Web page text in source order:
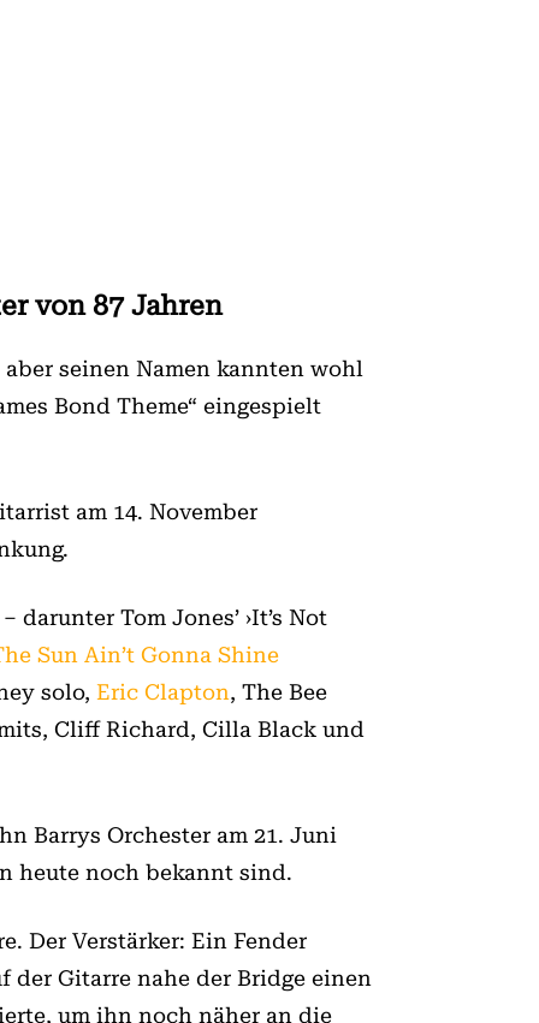
von 87 Jahren
seinen Namen kannten wohl
Bond Theme“ eingespielt
am 14. November
Tom Jones’ ›It’s Not
Sun Ain’t Gonna Shine
solo, Eric Clapton, The Bee
Cliff Richard, Cilla Black und
Barrys Orchester am 21. Juni
heute noch bekannt sind.
Der Verstärker: Ein Fender
der Gitarre nahe der Bridge einen
um ihn noch näher an die